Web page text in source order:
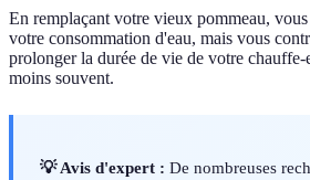
En remplaçant votre vieux pommeau,
votre consommation d'eau, mais vous
prolonger la durée de vie de votre
moins souvent.
💡 Avis d'expert : De nombreuses